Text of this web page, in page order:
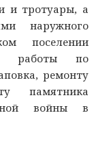
и тротуары, а
наружного
поселении
работы по
ремонту
памятника
войны в